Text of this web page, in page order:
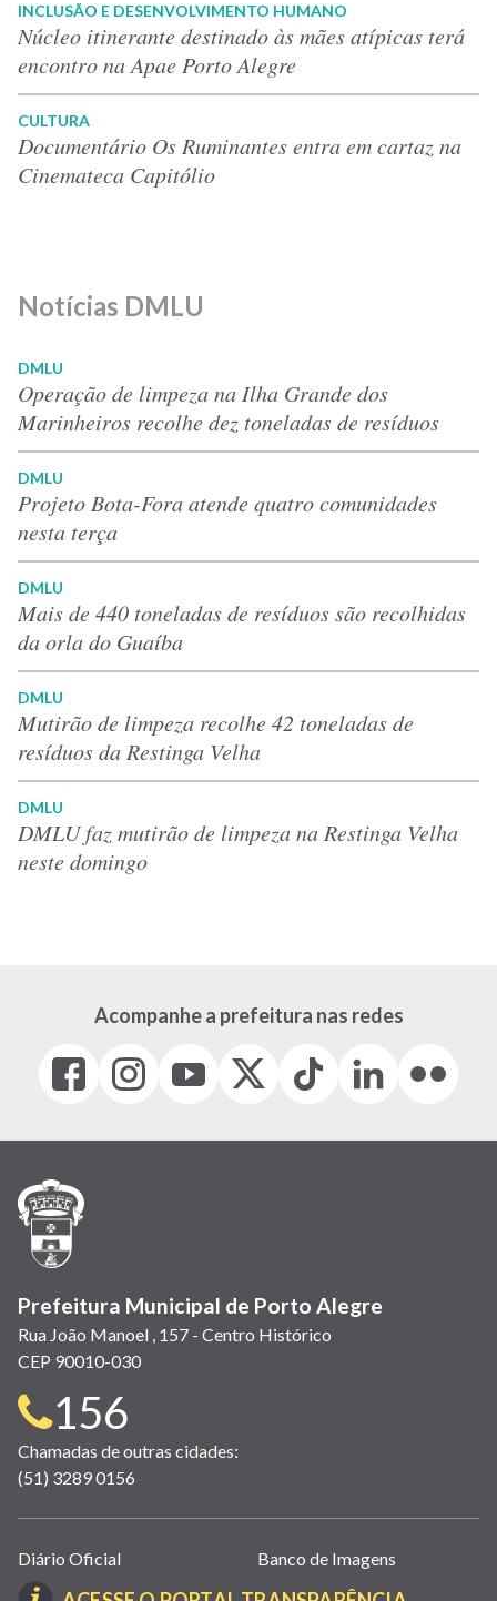
INCLUSÃO E DESENVOLVIMENTO HUMANO
Núcleo itinerante destinado às mães atípicas terá
encontro na Apae Porto Alegre
CULTURA
Documentário Os Ruminantes entra em cartaz na
Cinemateca Capitólio
Notícias DMLU
DMLU
Operação de limpeza na Ilha Grande dos
Marinheiros recolhe dez toneladas de resíduos
DMLU
Projeto Bota-Fora atende quatro comunidades
nesta terça
DMLU
Mais de 440 toneladas de resíduos são recolhidas
da orla do Guaíba
DMLU
Mutirão de limpeza recolhe 42 toneladas de
resíduos da Restinga Velha
DMLU
DMLU faz mutirão de limpeza na Restinga Velha
neste domingo
Acompanhe a prefeitura nas redes
Facebook
(link
em
janela)
Instagram
(link
em
(link
em
(Antigo
(link
Tiktok
(link
em
LinkedIn
(link
em
(link
em
Prefeitura Municipal de Porto Alegre
Rua João Manoel , 157 - Centro Histórico
CEP 90010-030
Telefone
para
contato:
156
Chamadas de outras cidades:
(51) 3289 0156
Links
úteis
Diário Oficial Banco de Imagens